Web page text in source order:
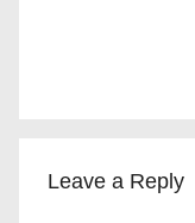
Leave a Reply